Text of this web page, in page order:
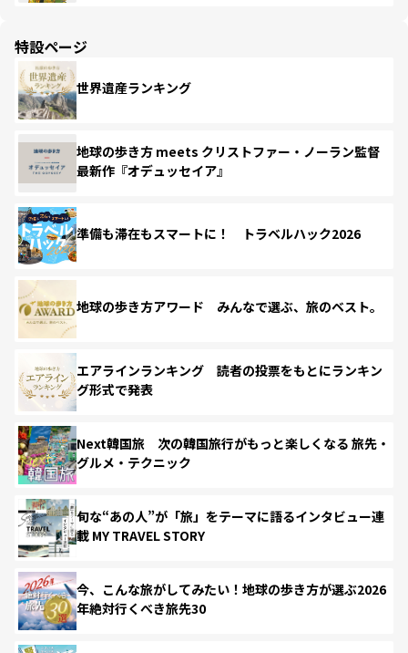
特設ページ
世界遺産ランキング
地球の歩き方 meets クリストファー・ノーラン監督
最新作『オデュッセイア』
準備も滞在もスマートに！ トラベルハック2026
地球の歩き方アワード みんなで選ぶ、旅のベスト。
エアラインランキング 読者の投票をもとにランキン
グ形式で発表
Next韓国旅 次の韓国旅行がもっと楽しくなる 旅先・
グルメ・テクニック
旬な“あの人”が「旅」をテーマに語るインタビュー連
載 MY TRAVEL STORY
今、こんな旅がしてみたい！地球の歩き方が選ぶ2026
年絶対行くべき旅先30